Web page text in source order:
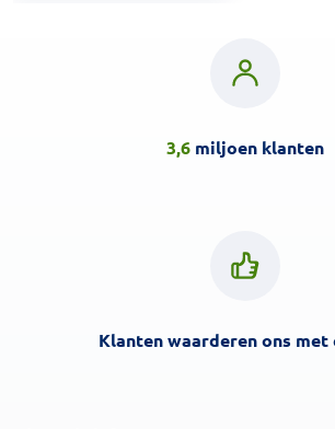
3,6miljoen klanten
Klanten waarderen ons met